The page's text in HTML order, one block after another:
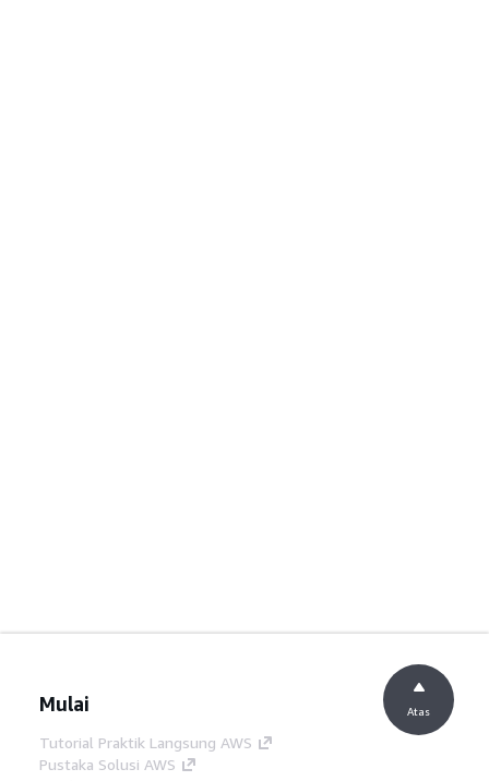
Mulai
Tutorial Praktik Langsung AWS
Pustaka Solusi AWS
Atas